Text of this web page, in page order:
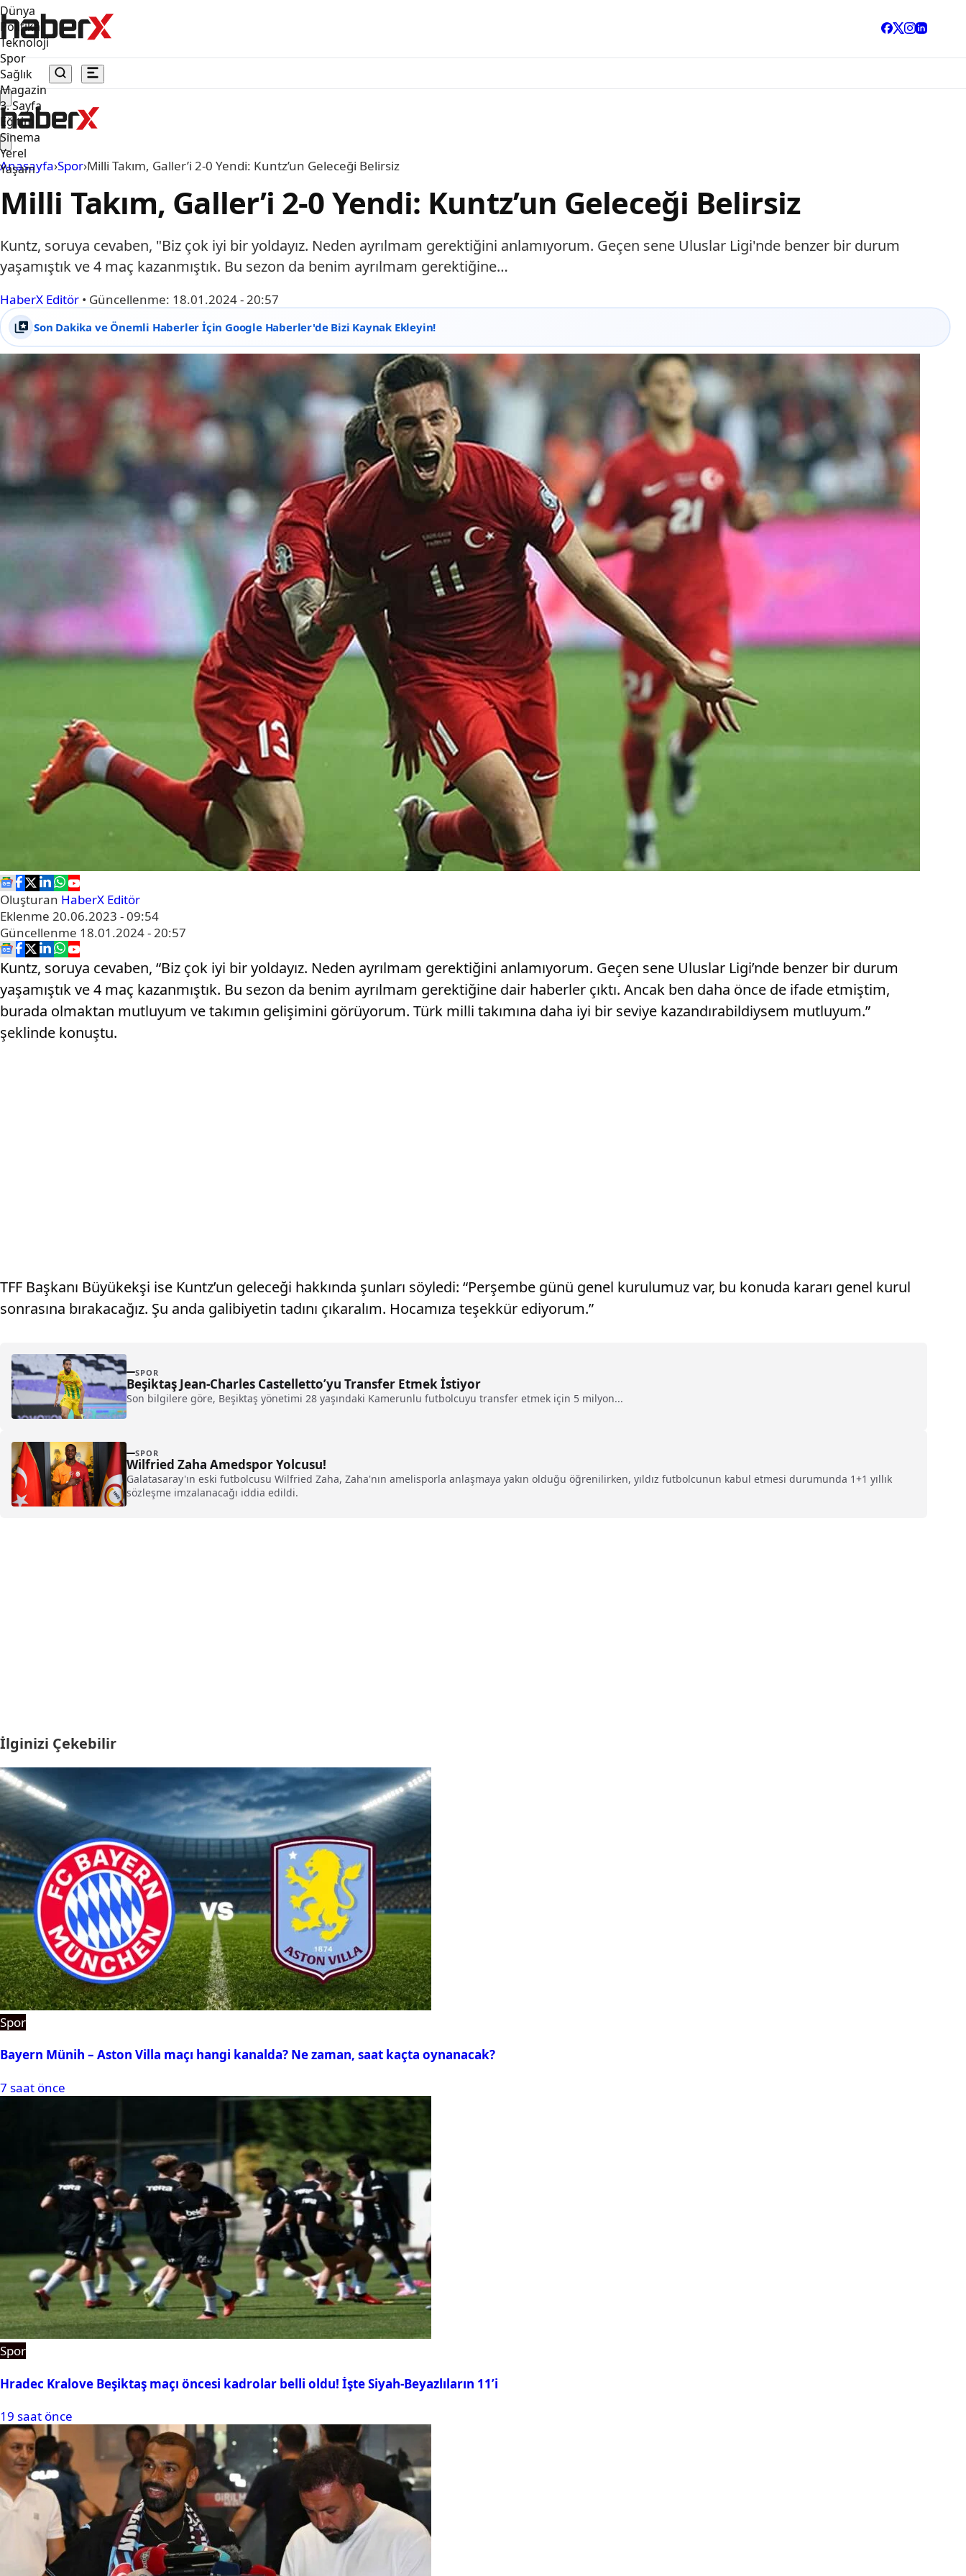
Dünya
Politika
Teknoloji
Spor
Sağlık
Magazin
3. Sayfa
Eğitim
Sinema
Yerel
Yaşam
Anasayfa›Spor›Milli Takım, Galler’i 2-0 Yendi: Kuntz’un Geleceği Belirsiz
Milli Takım, Galler’i 2-0 Yendi: Kuntz’un Geleceği Belirsiz
Kuntz, soruya cevaben, "Biz çok iyi bir yoldayız. Neden ayrılmam gerektiğini anlamıyorum. Geçen sene Uluslar Ligi'nde benzer bir durum
yaşamıştık ve 4 maç kazanmıştık. Bu sezon da benim ayrılmam gerektiğine…
HaberX Editör • Güncellenme: 18.01.2024 - 20:57
Son Dakika ve Önemli Haberler İçin Google Haberler'de Bizi Kaynak Ekleyin!
Oluşturan HaberX Editör
Eklenme 20.06.2023 - 09:54
Güncellenme 18.01.2024 - 20:57
Kuntz, soruya cevaben, “Biz çok iyi bir yoldayız. Neden ayrılmam gerektiğini anlamıyorum. Geçen sene Uluslar Ligi’nde benzer bir durum
yaşamıştık ve 4 maç kazanmıştık. Bu sezon da benim ayrılmam gerektiğine dair haberler çıktı. Ancak ben daha önce de ifade etmiştim,
burada olmaktan mutluyum ve takımın gelişimini görüyorum. Türk milli takımına daha iyi bir seviye kazandırabildiysem mutluyum.”
şeklinde konuştu.
TFF Başkanı Büyükekşi ise Kuntz’un geleceği hakkında şunları söyledi: “Perşembe günü genel kurulumuz var, bu konuda kararı genel kurul
sonrasına bırakacağız. Şu anda galibiyetin tadını çıkaralım. Hocamıza teşekkür ediyorum.”
SPOR
Beşiktaş Jean-Charles Castelletto’yu Transfer Etmek İstiyor
Son bilgilere göre, Beşiktaş yönetimi 28 yaşındaki Kamerunlu futbolcuyu transfer etmek için 5 milyon...
SPOR
Wilfried Zaha Amedspor Yolcusu!
Galatasaray'ın eski futbolcusu Wilfried Zaha, Zaha'nın amelisporla anlaşmaya yakın olduğu öğrenilirken, yıldız futbolcunun kabul etmesi durumunda 1+1 yıllık
sözleşme imzalanacağı iddia edildi.
İlginizi Çekebilir
Spor
Bayern Münih – Aston Villa maçı hangi kanalda? Ne zaman, saat kaçta oynanacak?
7 saat önce
Spor
Hradec Kralove Beşiktaş maçı öncesi kadrolar belli oldu! İşte Siyah-Beyazlıların 11’i
19 saat önce